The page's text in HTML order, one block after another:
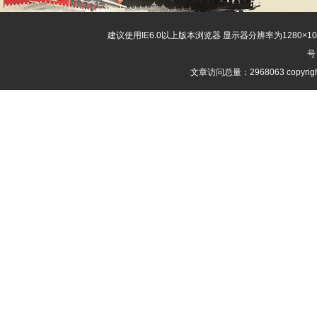
建议使用IE6.0以上版本浏览器 显示器分辨率为
号
文章访问总量：2968063